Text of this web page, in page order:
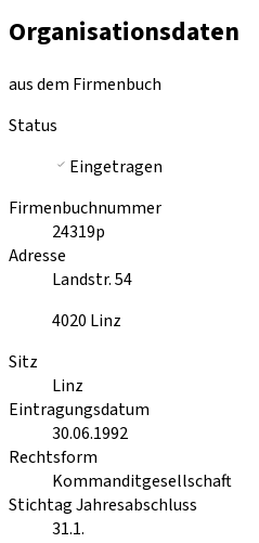
Organisationsdaten
aus dem Firmenbuch
Status
Eingetragen
Firmenbuchnummer
24319p
Adresse
Landstr. 54
4020 Linz
Sitz
Linz
Eintragungsdatum
30.06.1992
Rechtsform
Kommanditgesellschaft
Stichtag Jahresabschluss
31.1.